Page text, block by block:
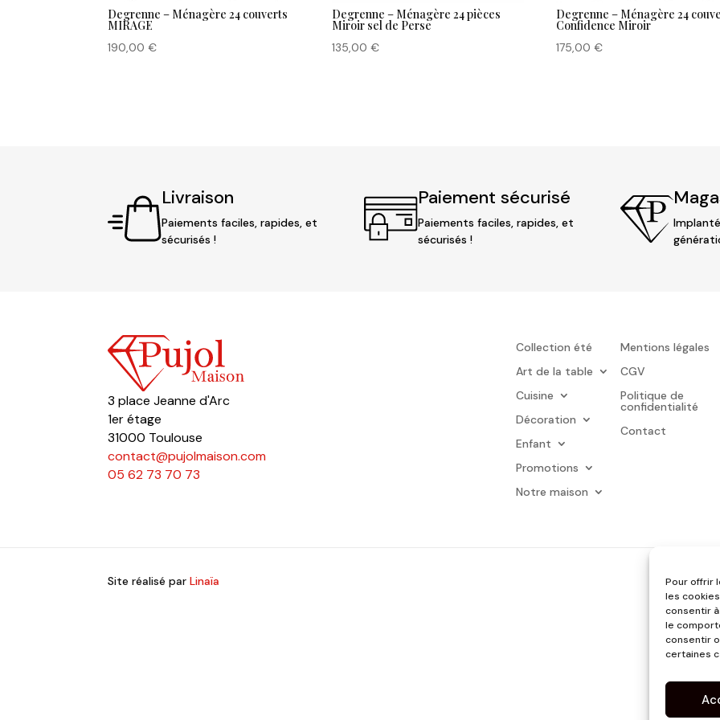
Pour offrir
les
consentir
le
consentir
certaines
Degrenne – Ménagère 24 couverts
MIRAGE
190,00€
Degrenne – Ménagère 24 pièces
Miroir sel de Perse
135,00€
Degrenne – Ménagère 24
Confidence Miroir
175,00€
Livraison
Paiements faciles, rapides, et
sécurisés !
Paiement sécurisé
Paiements faciles, rapides, et
sécurisés !
3 place Jeanne d'Arc
1er étage
31000 Toulouse
contact@pujolmaison.com
05 62 73 70 73
Collection été
Art de la table
Cuisine
Décoration
Enfant
Promotions
Notre maison
Mentions légales
CGV
Politique de
confidentialité
Contact
Site réalisé parLinaïa